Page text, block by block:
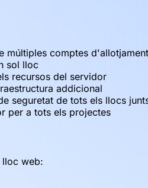
múltiples comptes d'allotjament
sol lloc
recursos del servidor
addicional
seguretat de tots els llocs
per a tots els projectes
lloc web: